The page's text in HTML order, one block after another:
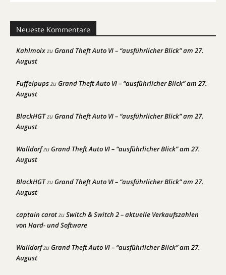
Neueste Kommentare
KahlmoixzuGrand Theft Auto VI – “ausführlicher Blick” am 27.
August
FuffelpupszuGrand Theft Auto VI – “ausführlicher Blick” am 27.
August
BlackHGTzuGrand Theft Auto VI – “ausführlicher Blick” am 27.
August
WalldorfzuGrand Theft Auto VI – “ausführlicher Blick” am 27.
August
BlackHGTzuGrand Theft Auto VI – “ausführlicher Blick” am 27.
August
captain carotzuSwitch & Switch 2 – aktuelle Verkaufszahlen
von Hard- und Software
WalldorfzuGrand Theft Auto VI – “ausführlicher Blick” am 27.
August